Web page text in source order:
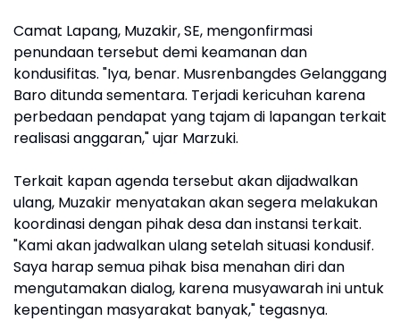
Camat Lapang, Muzakir, SE, mengonfirmasi
penundaan tersebut demi keamanan dan
kondusifitas. "Iya, benar. Musrenbangdes Gelanggang
Baro ditunda sementara. Terjadi kericuhan karena
perbedaan pendapat yang tajam di lapangan terkait
realisasi anggaran," ujar Marzuki.
Terkait kapan agenda tersebut akan dijadwalkan
ulang, Muzakir menyatakan akan segera melakukan
koordinasi dengan pihak desa dan instansi terkait.
"Kami akan jadwalkan ulang setelah situasi kondusif.
Saya harap semua pihak bisa menahan diri dan
mengutamakan dialog, karena musyawarah ini untuk
kepentingan masyarakat banyak," tegasnya.